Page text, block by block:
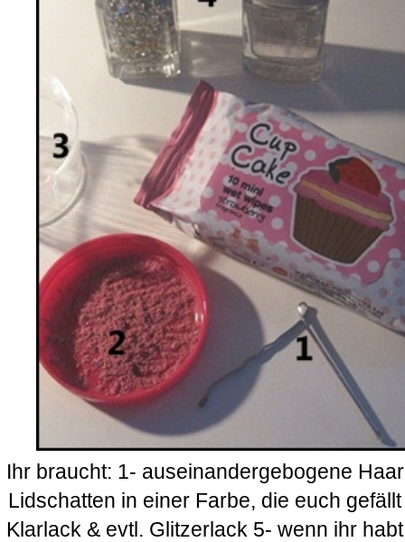
Ihr braucht: 1- auseinandergebogene
Lidschatten in einer Farbe, die euch
Klarlack & evtl. Glitzerlack 5- wenn ihr